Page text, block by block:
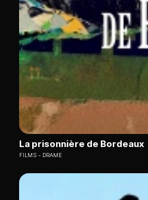
La prisonnière de Bordeaux
FILMS DRAME